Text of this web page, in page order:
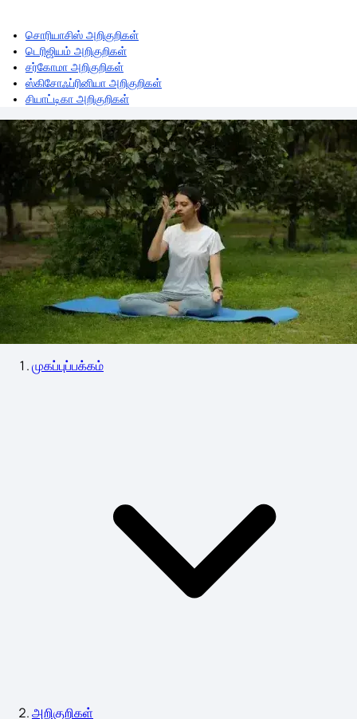
சொரியாசிஸ் அறிகுறிகள்
டெரிஜியம் அறிகுறிகள்
சர்கோமா அறிகுறிகள்
ஸ்கிசோஃப்ரினியா அறிகுறிகள்
சியாட்டிகா அறிகுறிகள்
முகப்புப்பக்கம்
அறிகுறிகள்